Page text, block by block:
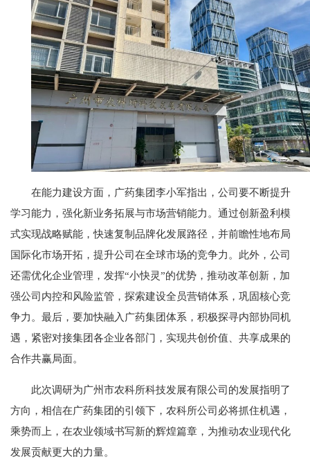
在能力建设方面，广药集团李小军指出，公司要不断提升
学习能力，强化新业务拓展与市场营销能力。通过创新盈利模
式实现战略赋能，快速复制品牌化发展路径，并前瞻性地布局
国际化市场开拓，提升公司在全球市场的竞争力。此外，公司
还需优化企业管理，发挥“小快灵”的优势，推动改革创新，加
强公司内控和风险监管，探索建设全员营销体系，巩固核心竞
争力。最后，要加快融入广药集团体系，积极探寻内部协同机
遇，紧密对接集团各企业各部门，实现共创价值、共享成果的
合作共赢局面。
此次调研为广州市农科所科技发展有限公司的发展指明了
方向，相信在广药集团的引领下，农科所公司必将抓住机遇，
乘势而上，在农业领域书写新的辉煌篇章，为推动农业现代化
发展贡献更大的力量。